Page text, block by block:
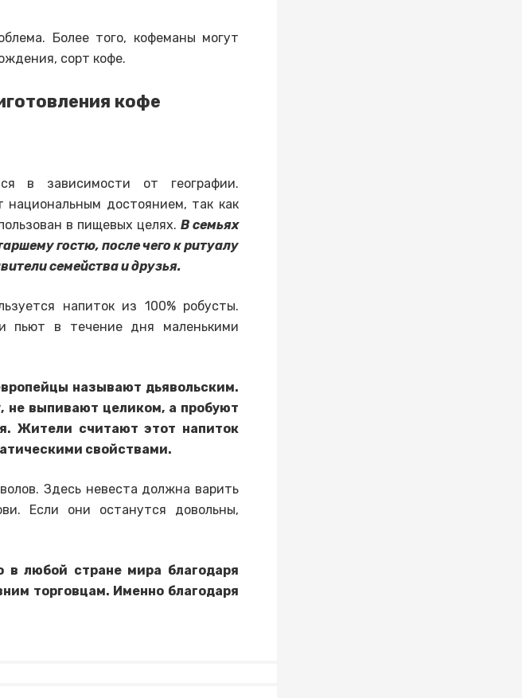
Более того, кофеманы могут
сорт кофе.
кофе
в зависимости от географии.
достоянием, так как
в пищевых целях. В семьях
гостю, после чего к ритуалу
семейства и друзья.
напиток из 100% робусты.
пьют в течение дня маленькими
называют дьявольским.
выпивают целиком, а пробуют
Жители считают этот напиток
свойствами.
Здесь невеста должна варить
Если они останутся довольны,
в любой стране мира благодаря
торговцам. Именно благодаря